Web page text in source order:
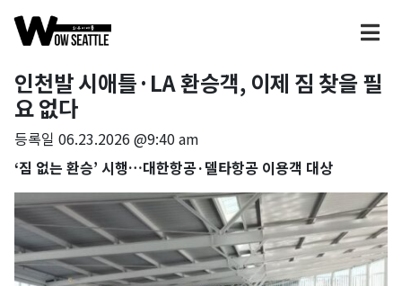
인천발 시애틀·LA 환승객, 이제 짐 찾을 필
요 없다
등록일 06.23.2026 @9:40 am
‘짐 없는 환승’ 시행…대한항공·델타항공 이용객 대상